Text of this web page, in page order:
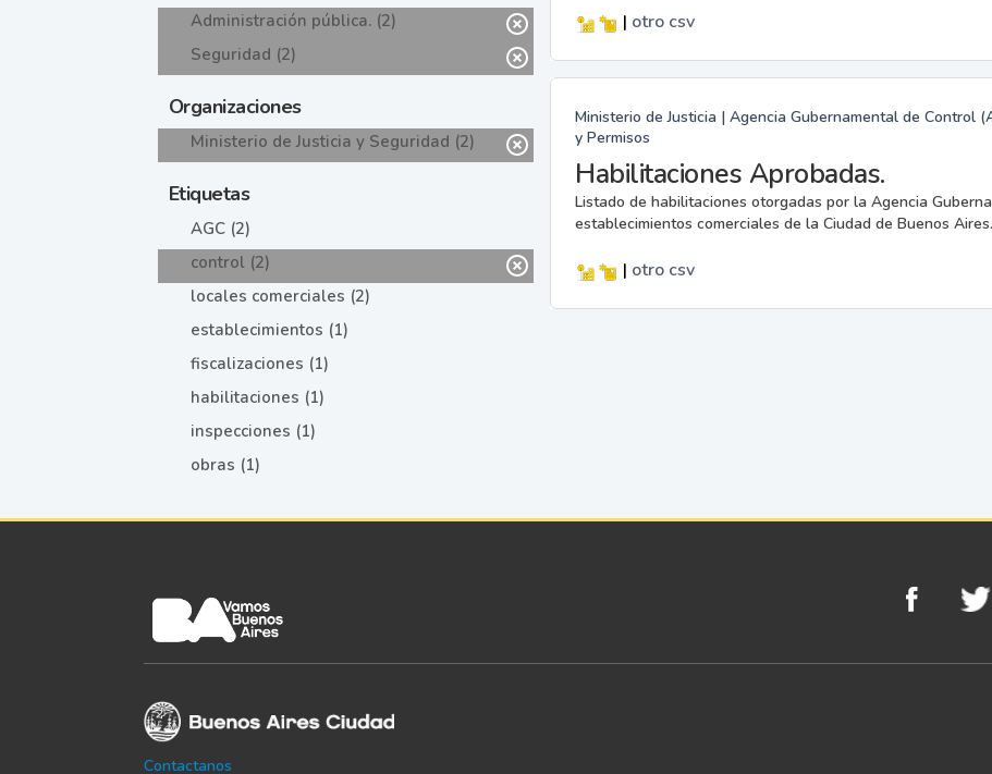
Administración pública. (2)
Seguridad (2)
Organizaciones
Ministerio de Justicia y Seguridad (2)
Etiquetas
AGC (2)
control (2)
locales comerciales (2)
establecimientos (1)
fiscalizaciones (1)
habilitaciones (1)
inspecciones (1)
obras (1)
| otro csv
Ministerio de Justicia | Agencia Gubernamental de Control
y Permisos
Habilitaciones Aprobadas.
Listado de habilitaciones otorgadas por la Agencia
establecimientos comerciales de la Ciudad de Buenos Aires.
| otro csv
Contactanos